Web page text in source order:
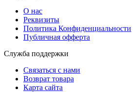
О нас
Реквизиты
Политика Конфиденциальности
Публичная офферта
Служба поддержки
Связаться с нами
Возврат товара
Карта сайта